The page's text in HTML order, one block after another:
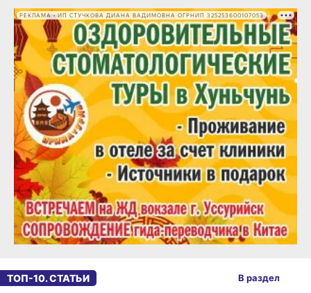
РЕКЛАМА • ИП СТУЧКОВА ДИАНА ВАДИМОВНА ОГРНИП 325253600107053
ТОП-10. СТАТЬИ В раздел